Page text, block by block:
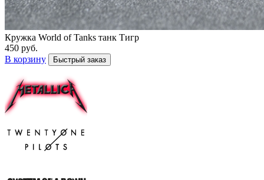
Кружка World of Tanks танк Тигр
450 руб.
В корзину
Быстрый заказ